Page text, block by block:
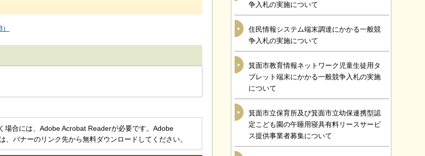
場合には、Adobe Acrobat Readerが必要です。Adobe
バナーのリンク先から無料ダウンロードしてください。
争入札の実施について
住民情報システム端末調達にかかる一般競
争入札の実施について
箕面市教育情報ネットワーク児童生徒用タ
ブレット端末にかかる一般競争入札の実施
について
箕面市立保育所及び箕面市立幼保連携型認
定こども園の午睡用寝具有料リースサービ
ス提供事業者募集について